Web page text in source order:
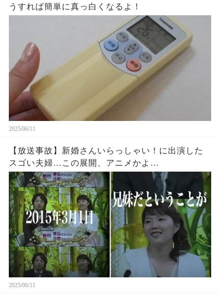
うすれば簡単に真っ白くなるよ！
2025/06/11
【放送事故】新婚さんいらっしゃい！に出演した
スゴい夫婦…この展開、アニメかよ…
2025/06/11